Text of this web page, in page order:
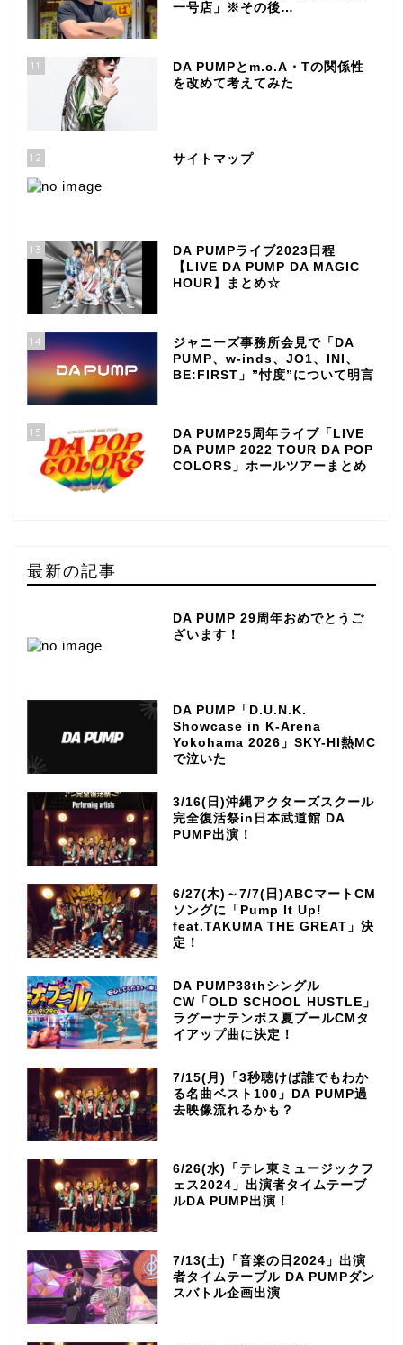
一号店」※その後…
11
DA PUMPとm.c.A・Tの関係性
を改めて考えてみた
12 サイトマップ
13
DA PUMPライブ2023日程
【LIVE DA PUMP DA MAGIC
HOUR】まとめ☆
14
ジャニーズ事務所会見で「DA
PUMP、w-inds、JO1、INI、
BE:FIRST」”忖度”について明言
15
DA PUMP25周年ライブ「LIVE
DA PUMP 2022 TOUR DA POP
COLORS」ホールツアーまとめ
最新の記事
DA PUMP 29周年おめでとうご
ざいます！
DA PUMP「D.U.N.K.
Showcase in K-Arena
Yokohama 2026」SKY-HI熱MC
で泣いた
3/16(日)沖縄アクターズスクール
完全復活祭in日本武道館 DA
PUMP出演！
6/27(木)～7/7(日)ABCマートCM
ソングに「Pump It Up!
feat.TAKUMA THE GREAT」決
定！
DA PUMP38thシングル
CW「OLD SCHOOL HUSTLE」
ラグーナテンボス夏プールCMタ
イアップ曲に決定！
7/15(月)「3秒聴けば誰でもわか
る名曲ベスト100」DA PUMP過
去映像流れるかも？
6/26(水)「テレ東ミュージックフ
ェス2024」出演者タイムテーブ
ルDA PUMP出演！
7/13(土)「音楽の日2024」出演
者タイムテーブル DA PUMPダン
スバトル企画出演